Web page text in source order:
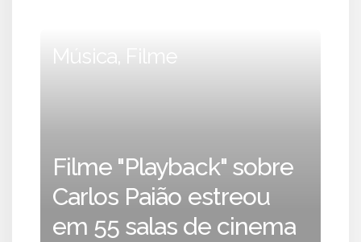
Música, Filme
Filme "Playback" sobre
Carlos Paião estreou
em 55 salas de cinema